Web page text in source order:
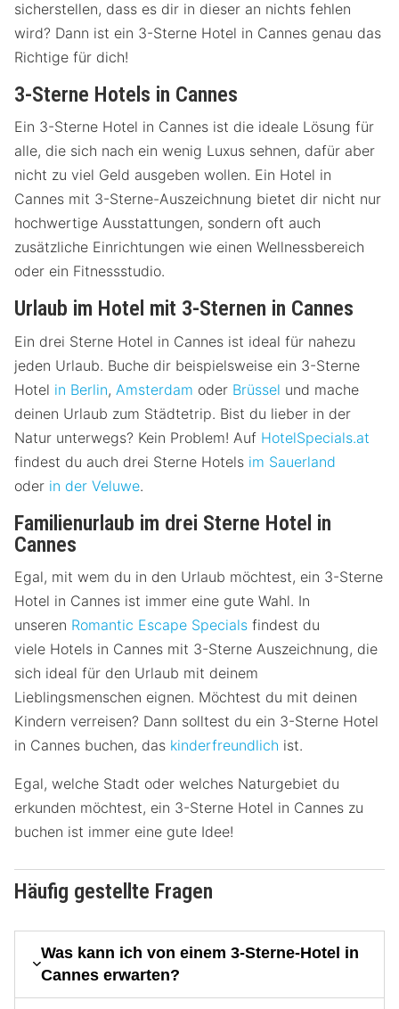
sicherstellen, dass es dir in dieser an nichts fehlen
wird? Dann ist ein 3-Sterne Hotel in Cannes genau das
Richtige für dich!
3-Sterne Hotels in Cannes
Ein 3-Sterne Hotel in Cannes ist die ideale Lösung für
alle, die sich nach ein wenig Luxus sehnen, dafür aber
nicht zu viel Geld ausgeben wollen. Ein Hotel in
Cannes mit 3-Sterne-Auszeichnung bietet dir nicht nur
hochwertige Ausstattungen, sondern oft auch
zusätzliche Einrichtungen wie einen Wellnessbereich
oder ein Fitnessstudio.
Urlaub im Hotel mit 3-Sternen in Cannes
Ein drei Sterne Hotel in Cannes ist ideal für nahezu
jeden Urlaub. Buche dir beispielsweise ein 3-Sterne
Hotel in Berlin, Amsterdam oder Brüssel und mache
deinen Urlaub zum Städtetrip. Bist du lieber in der
Natur unterwegs? Kein Problem! Auf HotelSpecials.at
findest du auch drei Sterne Hotels im Sauerland
oder in der Veluwe.
Familienurlaub im drei Sterne Hotel in
Cannes
Egal, mit wem du in den Urlaub möchtest, ein 3-Sterne
Hotel in Cannes ist immer eine gute Wahl. In
unseren Romantic Escape Specials findest du
viele Hotels in Cannes mit 3-Sterne Auszeichnung, die
sich ideal für den Urlaub mit deinem
Lieblingsmenschen eignen. Möchtest du mit deinen
Kindern verreisen? Dann solltest du ein 3-Sterne Hotel
in Cannes buchen, das kinderfreundlich ist.
Egal, welche Stadt oder welches Naturgebiet du
erkunden möchtest, ein 3-Sterne Hotel in Cannes zu
buchen ist immer eine gute Idee!
Häufig gestellte Fragen
Was kann ich von einem 3-Sterne-Hotel in
Cannes erwarten?